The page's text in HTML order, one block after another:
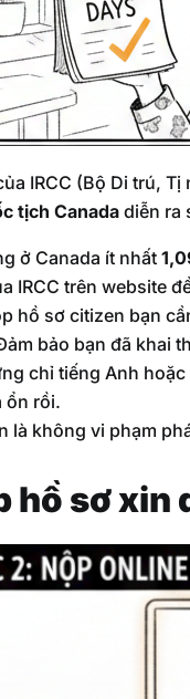
IRCC (Bộ Di trú,
tịch Canada diễn ra
ở Canada ít nhất
IRCC trên website
hồ sơ citizen bạn
bảo bạn đã khai
chỉ tiếng Anh
ổn rồi.
là không vi phạm
hồ sơ